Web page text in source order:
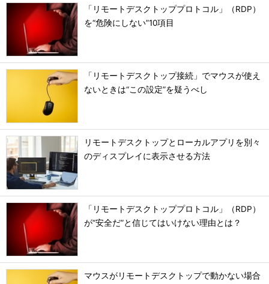
「リモートデスクトッププロトコル」（RDP）
を“危険にしない”10項目
「リモートデスクトップ接続」でマウスが使え
ないときは“この設定”を疑うべし
リモートデスクトップとローカルアプリを別々
のディスプレイに表示させる方法
「リモートデスクトッププロトコル」（RDP）
が“安全だ”と信じてはいけない理由とは？
マウスがリモートデスクトップで動かない場合